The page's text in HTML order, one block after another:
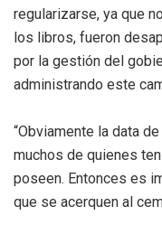
regularizarse, ya que
los libros, fueron
por la gestión del
administrando este
“Obviamente la data
muchos de quienes
poseen. Entonces es
que se acerquen al